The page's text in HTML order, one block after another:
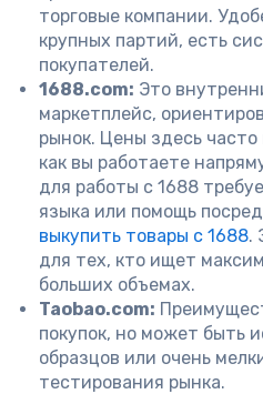
торговые компании.
крупных партий, есть
покупателей.
1688.com: Это
маркетплейс,
рынок. Цены здесь
как вы работаете
для работы с 1688
языка или помощь
выкупить товары с 1688.
для тех, кто ищет
больших объемах.
Taobao.com:
покупок, но может быть
образцов или очень
тестирования рынка.